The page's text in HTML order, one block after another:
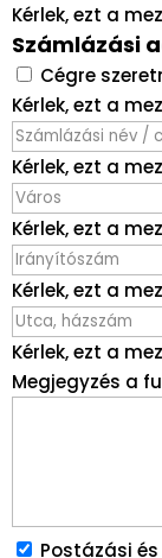
Kérlek, ezt a
Számlázási
Cégre
Kérlek, ezt a
Kérlek, ezt a
Kérlek, ezt a
Kérlek, ezt a
Kérlek, ezt a
Megjegyzés a
Postázási